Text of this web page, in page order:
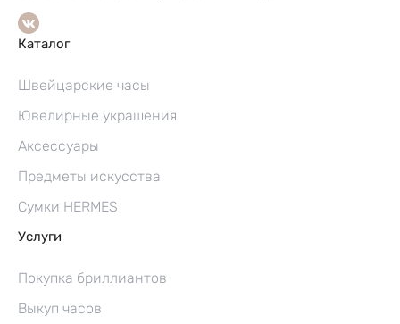
Каталог
Швейцарские часы
Ювелирные украшения
Аксессуары
Предметы искусства
Сумки HERMES
Услуги
Покупка бриллиантов
Выкуп часов